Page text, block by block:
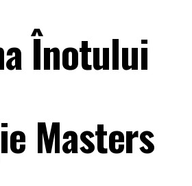
Înotului
Masters